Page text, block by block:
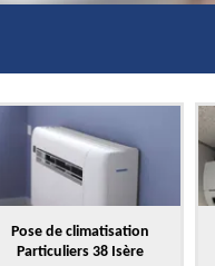
Pose de climatisation
Particuliers 38 Isère